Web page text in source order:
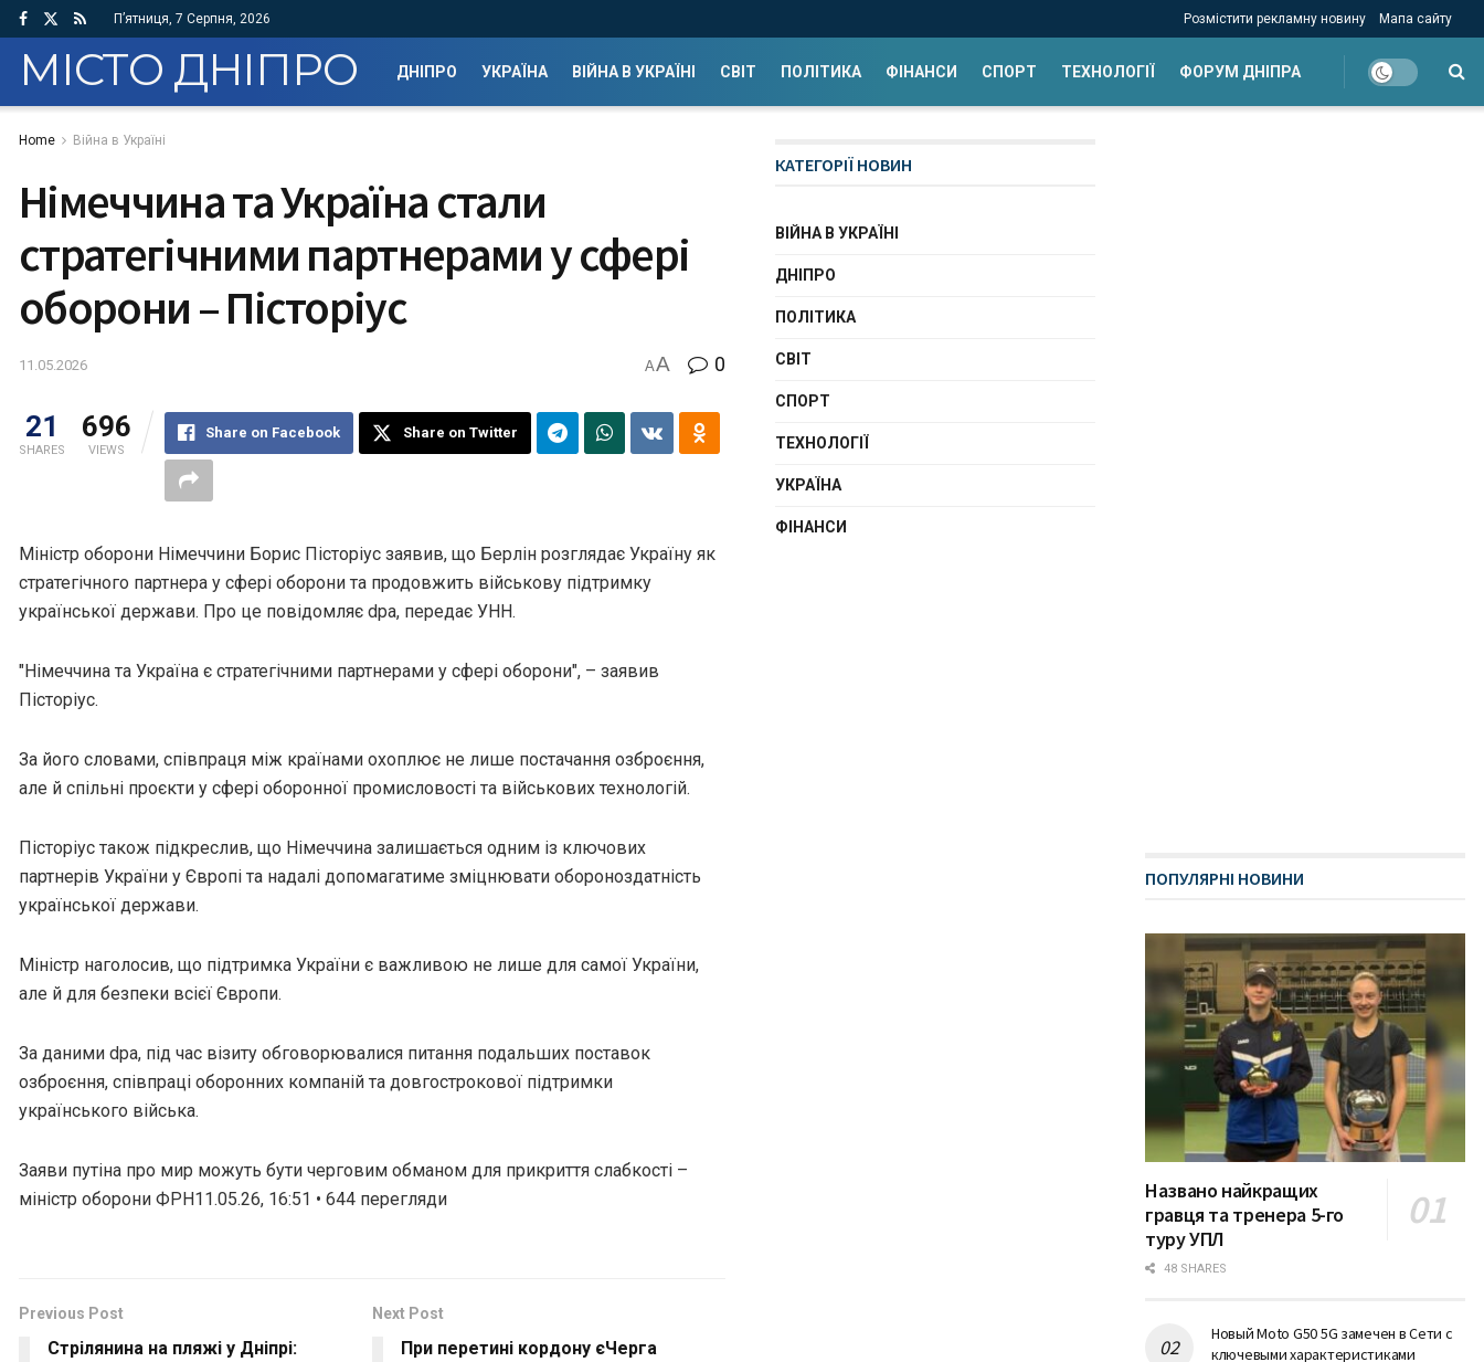
П’ятниця, 7 Серпня, 2026 Розмістити рекламну новину Мапа сайту
МІСТО ДНІПРО ДНІПРО УКРАЇНА ВІЙНА В УКРАЇНІ СВІТ ПОЛІТИКА ФІНАНСИ СПОРТ ТЕХНОЛОГІЇ ФОРУМ ДНІПРА
Home Війна в Україні
Німеччина та Україна стали
стратегічними партнерами у сфері
оборони – Пісторіус
11.05.2026 AA 0
21
SHARES
696
VIEWS
Share on Facebook Share on Twitter
Міністр оборони Німеччини Борис Пісторіус заявив, що Берлін розглядає Україну як
стратегічного партнера у сфері оборони та продовжить військову підтримку
української держави. Про це повідомляє dpa, передає УНН.
"Німеччина та Україна є стратегічними партнерами у сфері оборони", – заявив
Пісторіус.
За його словами, співпраця між країнами охоплює не лише постачання озброєння,
але й спільні проєкти у сфері оборонної промисловості та військових технологій.
Пісторіус також підкреслив, що Німеччина залишається одним із ключових
партнерів України у Європі та надалі допомагатиме зміцнювати обороноздатність
української держави.
Міністр наголосив, що підтримка України є важливою не лише для самої України,
але й для безпеки всієї Європи.
За даними dpa, під час візиту обговорювалися питання подальших поставок
озброєння, співпраці оборонних компаній та довгострокової підтримки
українського війська.
Заяви путіна про мир можуть бути черговим обманом для прикриття слабкості –
міністр оборони ФРН11.05.26, 16:51 • 644 перегляди
Previous Post
Стрілянина на пляжі у Дніпрі:
Next Post
При перетині кордону єЧерга
КАТЕГОРІЇ НОВИН
ВІЙНА В УКРАЇНІ
ДНІПРО
ПОЛІТИКА
СВІТ
СПОРТ
ТЕХНОЛОГІЇ
УКРАЇНА
ФІНАНСИ
ПОПУЛЯРНІ НОВИНИ
Названо найкращих
гравця та тренера 5-го
туру УПЛ
48 SHARES
Новый Moto G50 5G замечен в Сети с
ключевыми характеристиками